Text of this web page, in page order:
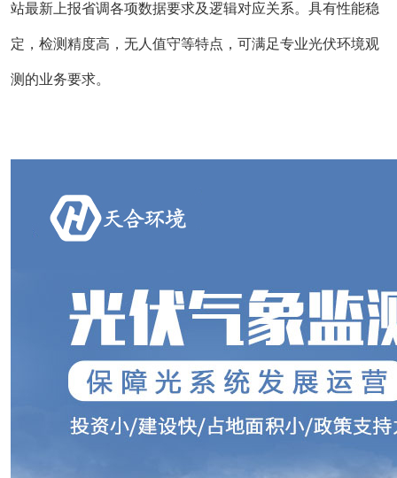
站最新上报省调各项数据要求及逻辑对应关系。具有性能稳
定，检测精度高，无人值守等特点，可满足专业光伏环境观
测的业务要求。